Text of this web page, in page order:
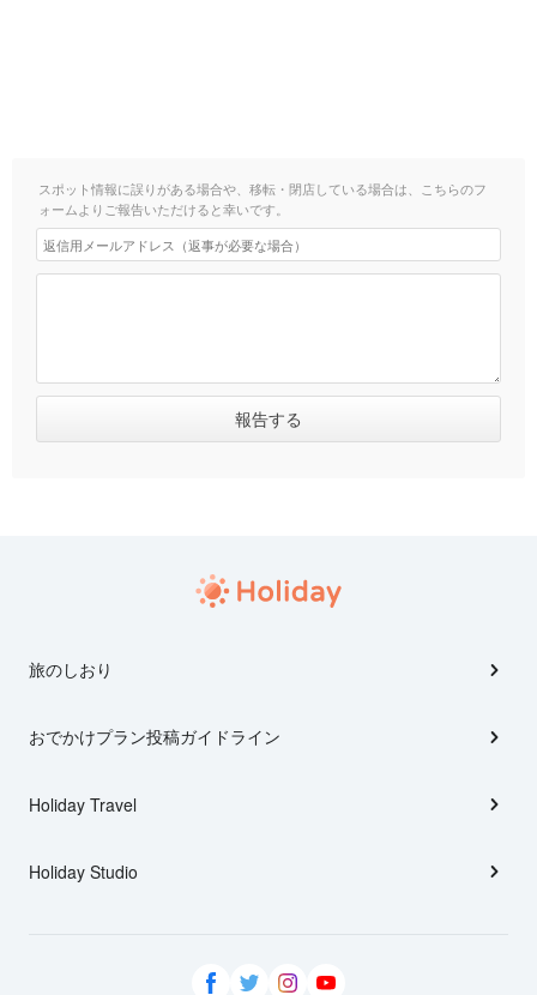
スポット情報に誤りがある場合や、移転・閉店している場合は、こちらのフ
ォームよりご報告いただけると幸いです。
旅のしおり
おでかけプラン投稿ガイドライン
Holiday Travel
Holiday Studio